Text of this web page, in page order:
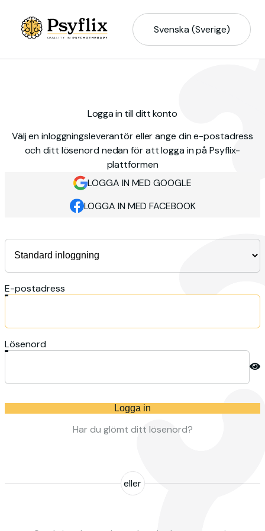
Svenska (Sverige)
Logga in till ditt konto
Välj en inloggningsleverantör eller ange din e-postadress
och ditt lösenord nedan för att logga in på Psyflix-
plattformen
LOGGA IN MED GOOGLE
LOGGA IN MED FACEBOOK
E-postadress
Lösenord
Logga in
Har du glömt ditt lösenord?
eller